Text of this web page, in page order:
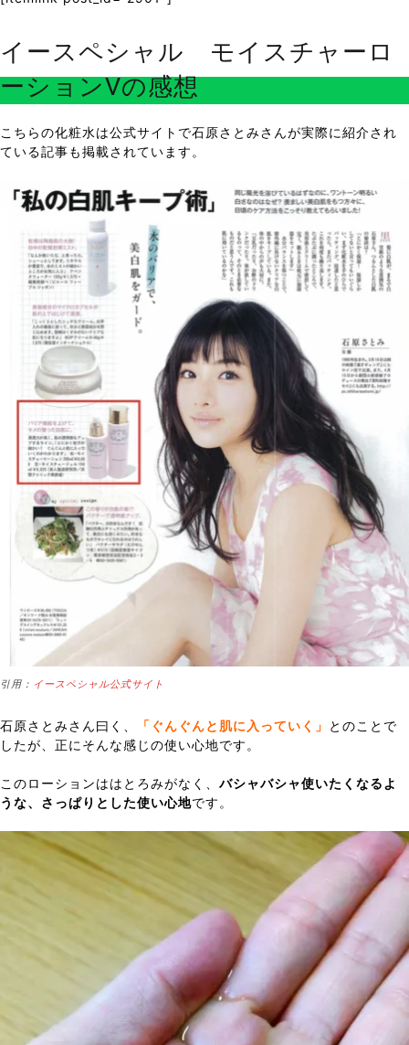
イースペシャル モイスチャーロ
ーションVの感想
こちらの化粧水は公式サイトで石原さとみさんが実際に紹介され
ている記事も掲載されています。
引用： イースペシャル公式サイト
石原さとみさん曰く、 「ぐんぐんと肌に入っていく」 とのことで
したが、正にそんな感じの使い心地です。
このローションははとろみがなく、 バシャバシャ使いたくなるよ
うな、さっぱりとした使い心地です。